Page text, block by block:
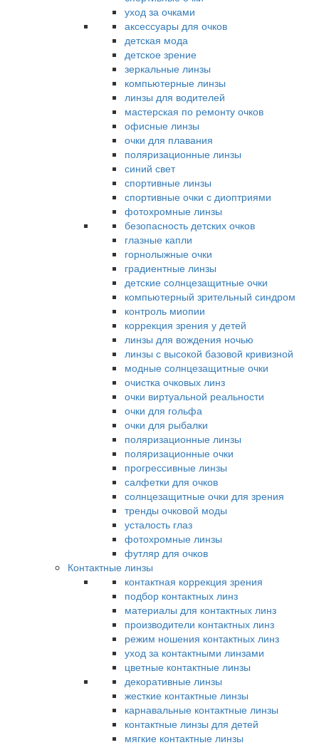
уход за очками
аксессуары для очков
детская мода
детское зрение
зеркальные линзы
компьютерные линзы
линзы для водителей
мастерская по ремонту очков
офисные линзы
очки для плавания
поляризационные линзы
синий свет
спортивные линзы
спортивные очки с диоптриями
фотохромные линзы
безопасность детских очков
глазные капли
горнолыжные очки
градиентные линзы
детские солнцезащитные очки
компьютерный зрительный синдром
контроль миопии
коррекция зрения у детей
линзы для вождения ночью
линзы с высокой базовой кривизной
модные солнцезащитные очки
очистка очковых линз
очки виртуальной реальности
очки для гольфа
очки для рыбалки
поляризационные линзы
поляризационные очки
прогрессивные линзы
салфетки для очков
солнцезащитные очки для зрения
тренды очковой моды
усталость глаз
фотохромные линзы
футляр для очков
Контактные линзы
контактная коррекция зрения
подбор контактных линз
материалы для контактных линз
производители контактных линз
режим ношения контактных линз
уход за контактными линзами
цветные контактные линзы
декоративные линзы
жесткие контактные линзы
карнавальные контактные линзы
контактные линзы для детей
мягкие контактные линзы